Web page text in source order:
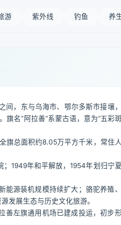
游 紫外线 钓鱼 养
间，东与乌海市、鄂尔多斯市接壤
名“阿拉善”系蒙古语，意为“五彩
旗总面积约8.05万平方千米，常住
1949年和平解放，1954年划归宁夏
能源装机规模持续扩大；骆驼养殖
发展生态与历史文化旅游。
善左旗通用机场已建成投运，初步